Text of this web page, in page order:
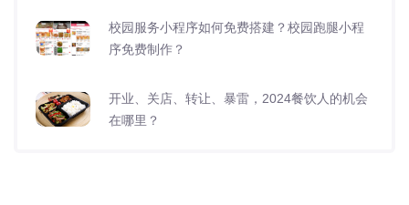
校园服务小程序如何免费搭建？校园跑腿小程
序免费制作？
开业、关店、转让、暴雷，2024餐饮人的机会
在哪里？